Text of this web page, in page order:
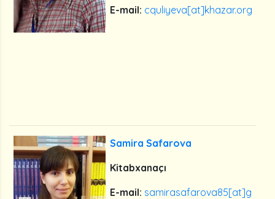
E-mail: cquliyeva[at]khazar.org
Samira Safarova
Kitabxanaçı
E-mail: samirasafarova85[at]g